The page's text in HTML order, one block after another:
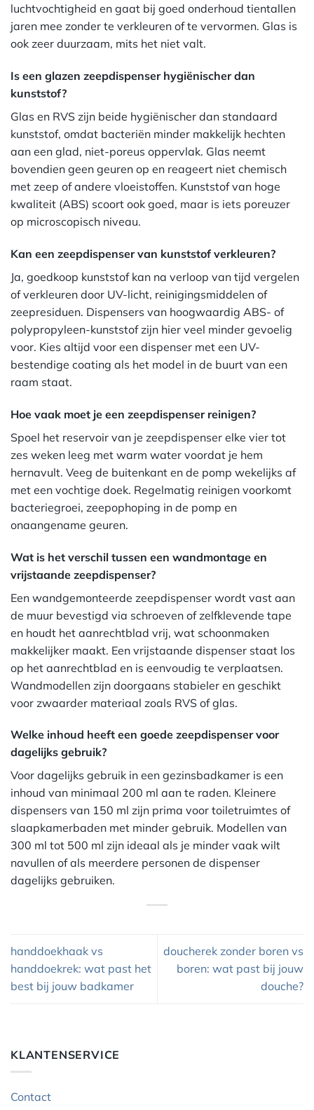
luchtvochtigheid en gaat bij goed onderhoud tientallen
jaren mee zonder te verkleuren of te vervormen. Glas is
ook zeer duurzaam, mits het niet valt.
Is een glazen zeepdispenser hygiënischer dan
kunststof?
Glas en RVS zijn beide hygiënischer dan standaard
kunststof, omdat bacteriën minder makkelijk hechten
aan een glad, niet-poreus oppervlak. Glas neemt
bovendien geen geuren op en reageert niet chemisch
met zeep of andere vloeistoffen. Kunststof van hoge
kwaliteit (ABS) scoort ook goed, maar is iets poreuzer
op microscopisch niveau.
Kan een zeepdispenser van kunststof verkleuren?
Ja, goedkoop kunststof kan na verloop van tijd vergelen
of verkleuren door UV-licht, reinigingsmiddelen of
zeepresiduen. Dispensers van hoogwaardig ABS- of
polypropyleen-kunststof zijn hier veel minder gevoelig
voor. Kies altijd voor een dispenser met een UV-
bestendige coating als het model in de buurt van een
raam staat.
Hoe vaak moet je een zeepdispenser reinigen?
Spoel het reservoir van je zeepdispenser elke vier tot
zes weken leeg met warm water voordat je hem
hernavult. Veeg de buitenkant en de pomp wekelijks af
met een vochtige doek. Regelmatig reinigen voorkomt
bacteriegroei, zeepophoping in de pomp en
onaangename geuren.
Wat is het verschil tussen een wandmontage en
vrijstaande zeepdispenser?
Een wandgemonteerde zeepdispenser wordt vast aan
de muur bevestigd via schroeven of zelfklevende tape
en houdt het aanrechtblad vrij, wat schoonmaken
makkelijker maakt. Een vrijstaande dispenser staat los
op het aanrechtblad en is eenvoudig te verplaatsen.
Wandmodellen zijn doorgaans stabieler en geschikt
voor zwaarder materiaal zoals RVS of glas.
Welke inhoud heeft een goede zeepdispenser voor
dagelijks gebruik?
Voor dagelijks gebruik in een gezinsbadkamer is een
inhoud van minimaal 200 ml aan te raden. Kleinere
dispensers van 150 ml zijn prima voor toiletruimtes of
slaapkamerbaden met minder gebruik. Modellen van
300 ml tot 500 ml zijn ideaal als je minder vaak wilt
navullen of als meerdere personen de dispenser
dagelijks gebruiken.
handdoekhaak vs
handdoekrek: wat past het
best bij jouw badkamer
doucherek zonder boren vs
boren: wat past bij jouw
douche?
KLANTENSERVICE
Contact